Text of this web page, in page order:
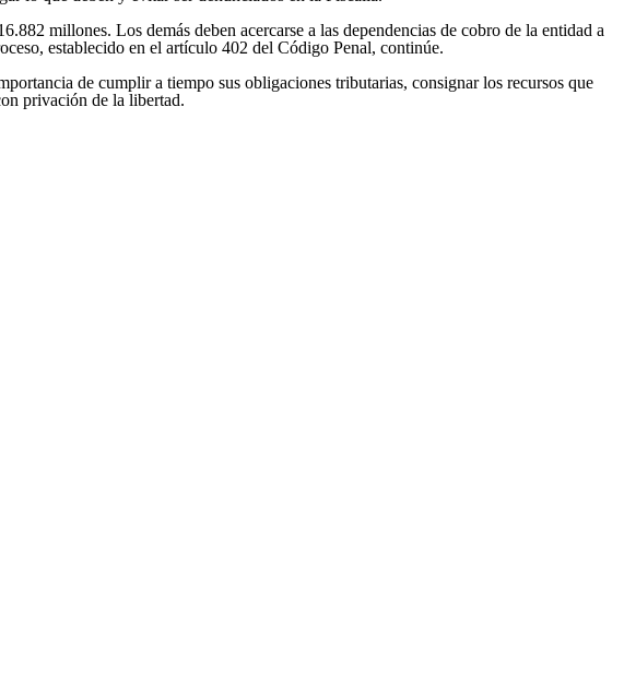
millones. Los demás deben acercarse a las dependencias de cobro de la entidad a
establecido en el artículo 402 del Código Penal, continúe.
de cumplir a tiempo sus obligaciones tributarias, consignar los recursos que
privación de la libertad.